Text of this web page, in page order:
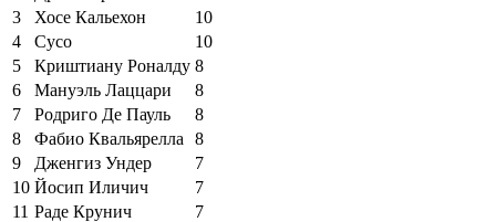
3
Хосе Кальехон
10
4
Сусо
10
5
Криштиану Роналду 8
6
Мануэль Лаццари
8
7
Родриго Де Пауль
8
8
Фабио Квальярелла
8
9
Дженгиз Ундер
7
10 Йосип Иличич
7
11 Раде Крунич
7